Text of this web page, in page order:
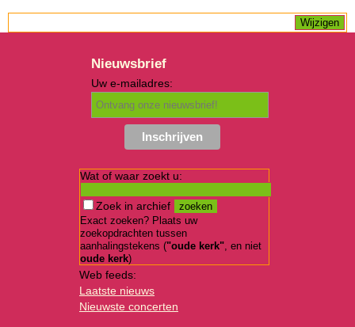
Nieuwsbrief
Uw e-mailadres:
Wat of waar zoekt u:
Zoek in archief
Exact zoeken? Plaats uw
zoekopdrachten tussen
aanhalingstekens ("oude kerk", en niet
oude kerk)
Web feeds:
Laatste nieuws
Nieuwste concerten